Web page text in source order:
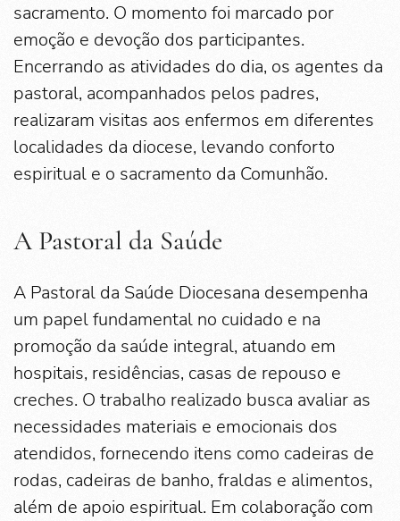
sacramento. O momento foi marcado por
emoção e devoção dos participantes.
Encerrando as atividades do dia, os agentes da
pastoral, acompanhados pelos padres,
realizaram visitas aos enfermos em diferentes
localidades da diocese, levando conforto
espiritual e o sacramento da Comunhão.
A Pastoral da Saúde
A Pastoral da Saúde Diocesana desempenha
um papel fundamental no cuidado e na
promoção da saúde integral, atuando em
hospitais, residências, casas de repouso e
creches. O trabalho realizado busca avaliar as
necessidades materiais e emocionais dos
atendidos, fornecendo itens como cadeiras de
rodas, cadeiras de banho, fraldas e alimentos,
além de apoio espiritual. Em colaboração com